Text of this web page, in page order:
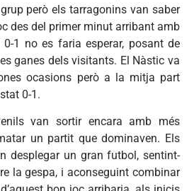
però els tarragonins van saber
des del primer minut arribant amb
0-1 no es faria esperar, posant de
ganes dels visitants. El Nàstic va
ocasions però a la mitja part
0-1.
van sortir encara amb més
un partit que dominaven. Els
desplegar un gran futbol, sentint-
la gespa, i aconseguint combinar